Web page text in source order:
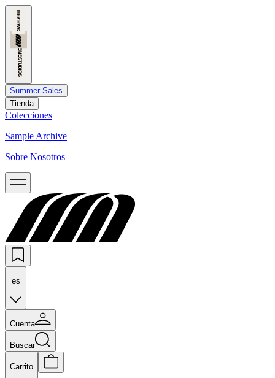
Summer Sales
Tienda
Colecciones
Sample Archive
Sobre Nosotros
es
Cuenta
Buscar
Carrito